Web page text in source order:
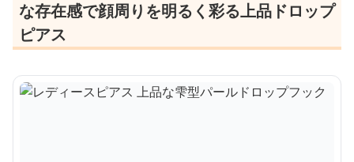
な存在感で顔周りを明るく彩る上品ドロップ
ピアス